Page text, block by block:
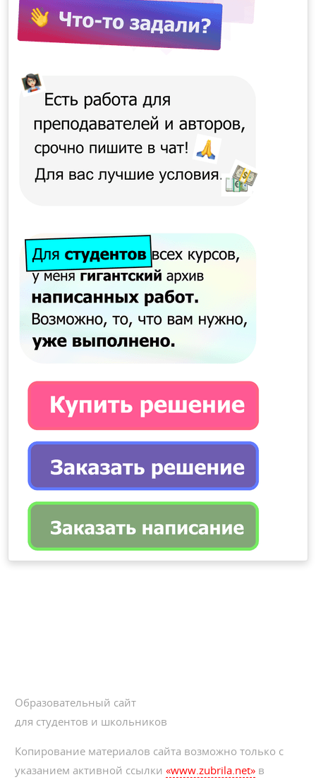
Образовательный сайт
для студентов и школьников
Копирование материалов сайта возможно только с
указанием активной ссылки«www.zubrila.net» в